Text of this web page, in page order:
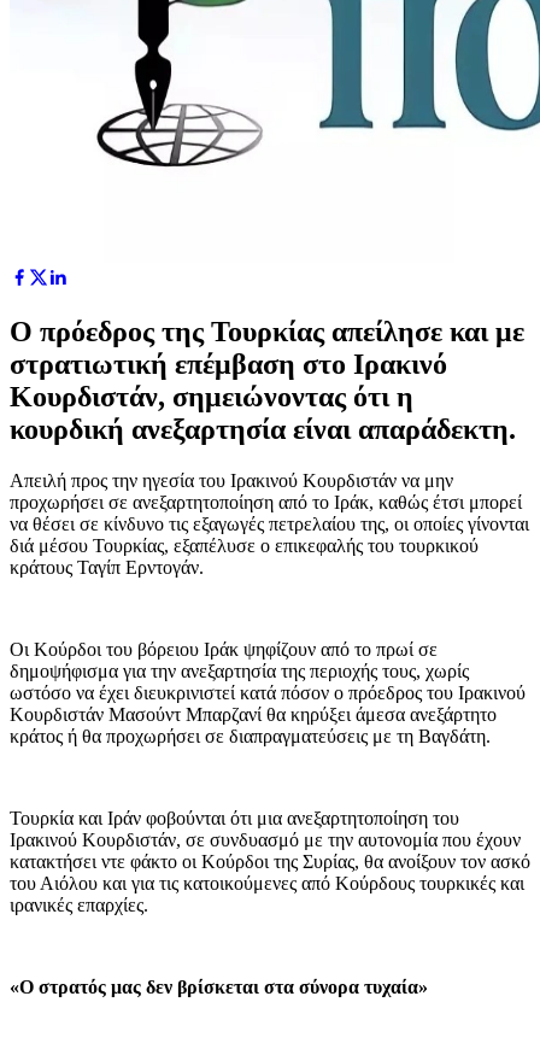
Ο πρόεδρος της Τουρκίας απείλησε και με
στρατιωτική επέμβαση στο Ιρακινό
Κουρδιστάν, σημειώνοντας ότι η
κουρδική ανεξαρτησία είναι απαράδεκτη.
Απειλή προς την ηγεσία του Ιρακινού Κουρδιστάν να μην
προχωρήσει σε ανεξαρτητοποίηση από το Ιράκ, καθώς έτσι μπορεί
να θέσει σε κίνδυνο τις εξαγωγές πετρελαίου της, οι οποίες γίνονται
διά μέσου Τουρκίας, εξαπέλυσε ο επικεφαλής του τουρκικού
κράτους Ταγίπ Ερντογάν.
Οι Κούρδοι του βόρειου Ιράκ ψηφίζουν από το πρωί σε
δημοψήφισμα για την ανεξαρτησία της περιοχής τους, χωρίς
ωστόσο να έχει διευκρινιστεί κατά πόσον ο πρόεδρος του Ιρακινού
Κουρδιστάν Μασούντ Μπαρζανί θα κηρύξει άμεσα ανεξάρτητο
κράτος ή θα προχωρήσει σε διαπραγματεύσεις με τη Βαγδάτη.
Τουρκία και Ιράν φοβούνται ότι μια ανεξαρτητοποίηση του
Ιρακινού Κουρδιστάν, σε συνδυασμό με την αυτονομία που έχουν
κατακτήσει ντε φάκτο οι Κούρδοι της Συρίας, θα ανοίξουν τον ασκό
του Αιόλου και για τις κατοικούμενες από Κούρδους τουρκικές και
ιρανικές επαρχίες.
«Ο στρατός μας δεν βρίσκεται στα σύνορα τυχαία»